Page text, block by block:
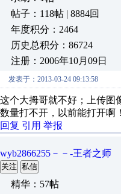
帖子：118帖 | 8884回
年度积分：2464
历史总积分：86724
注册：2006年10月09日
发表于：2013-03-24 09:13:58
这个大拇哥就不好；上传图
数量打不开，以前能打开啊！
回复 引用 举报
wyb2866255－－-王者之师
关注 私信
精华：57帖